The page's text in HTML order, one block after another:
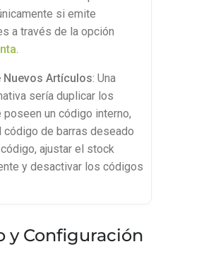
si emite
a través de la opción
.
Nuevos Artículos: Una
sería duplicar los
un código interno,
código de barras deseado
ajustar el stock
y desactivar los códigos
y Configuración